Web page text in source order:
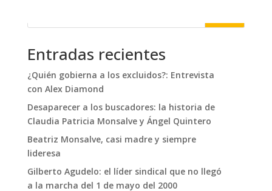
Entradas recientes
¿Quién gobierna a los excluidos?: Entrevista
con Alex Diamond
Desaparecer a los buscadores: la historia de
Claudia Patricia Monsalve y Ángel Quintero
Beatriz Monsalve, casi madre y siempre
lideresa
Gilberto Agudelo: el líder sindical que no llegó
a la marcha del 1 de mayo del 2000